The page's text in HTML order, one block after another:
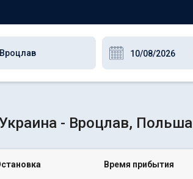
- Вроцлав, Польша
Время прибытия